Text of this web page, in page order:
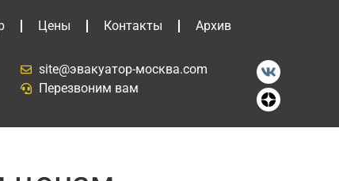
Цены Контакты Архив
site@эвакуатор-москва.com
Перезвоним вам